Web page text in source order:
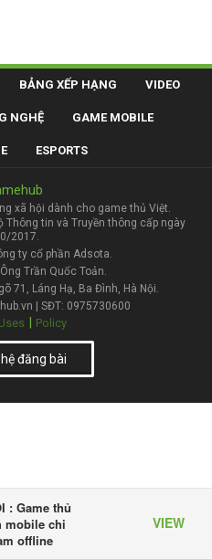
: Game thủ
mobile chi
offline
VIEW
BẢNG XẾP HẠNG VIDEO
NGHỆ GAME MOBILE
ESPORTS
xã hội dành cho game thủ Việt.
Thông tin và Truyền thông cấp ngày
2017.
ty cổ phần Adsota.
Trần Quốc Toản.
71, Láng Hạ, Ba Đình, Hà Nội.
| SĐT: 0975730600
| Policy
đăng bài